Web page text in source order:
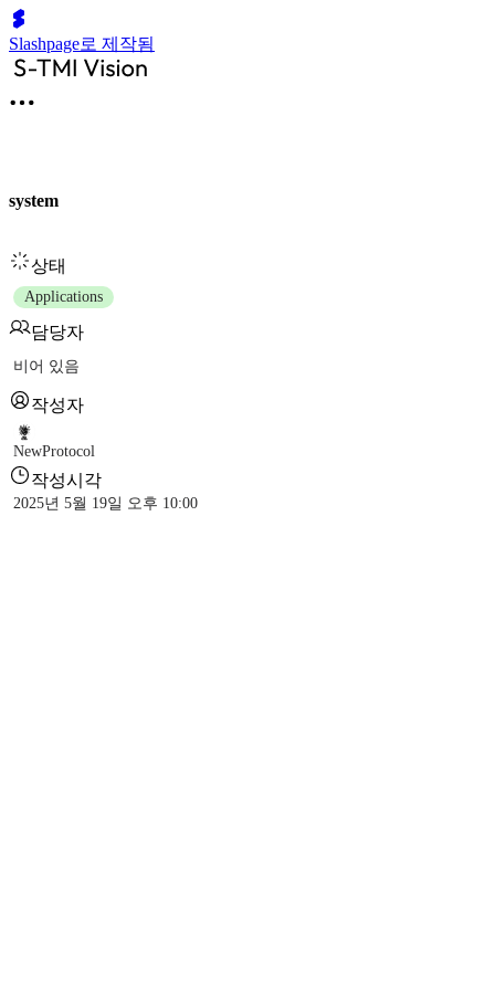
Slashpage로 제작됨
system
상태
Applications
담당자
비어 있음
작성자
NewProtocol
작성시각
2025년 5월 19일 오후 10:00